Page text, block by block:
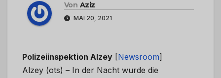
Von Aziz
MAI 20, 2021
Polizeiinspektion Alzey [Newsroom]
Alzey (ots) – In der Nacht wurde die